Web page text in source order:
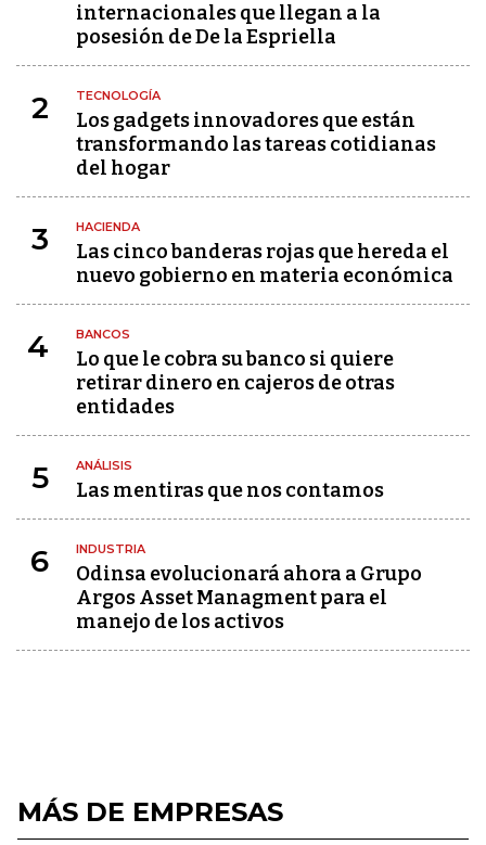
internacionales que llegan a la
posesión de De la Espriella
2 TECNOLOGÍA
Los gadgets innovadores que están
transformando las tareas cotidianas
del hogar
3 HACIENDA
Las cinco banderas rojas que hereda el
nuevo gobierno en materia económica
4 BANCOS
Lo que le cobra su banco si quiere
retirar dinero en cajeros de otras
entidades
5 ANÁLISIS
Las mentiras que nos contamos
6 INDUSTRIA
Odinsa evolucionará ahora a Grupo
Argos Asset Managment para el
manejo de los activos
MÁS DE EMPRESAS